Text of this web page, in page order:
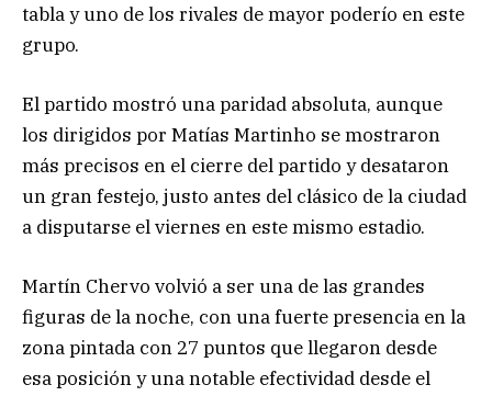
tabla y uno de los rivales de mayor poderío en este
grupo.
El partido mostró una paridad absoluta, aunque
los dirigidos por Matías Martinho se mostraron
más precisos en el cierre del partido y desataron
un gran festejo, justo antes del clásico de la ciudad
a disputarse el viernes en este mismo estadio.
Martín Chervo volvió a ser una de las grandes
figuras de la noche, con una fuerte presencia en la
zona pintada con 27 puntos que llegaron desde
esa posición y una notable efectividad desde el